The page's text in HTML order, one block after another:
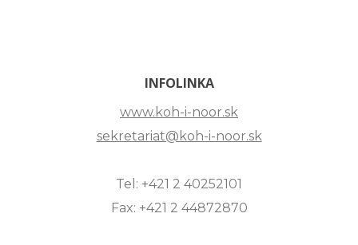
INFOLINKA
www.koh-i-noor.sk
sekretariat@koh-i-noor.sk
Tel: +421 2 40252101
Fax: +421 2 44872870